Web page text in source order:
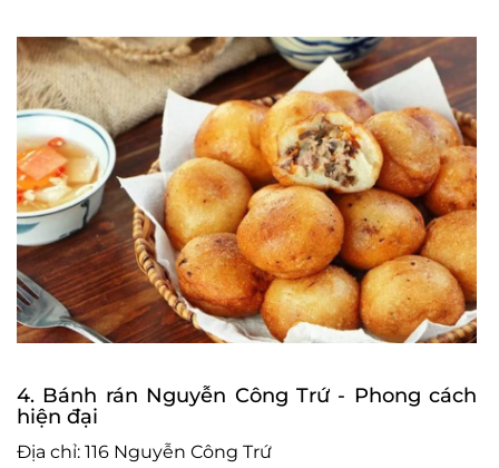
4. Bánh rán Nguyễn Công Trứ - Phong cách
hiện đại
Địa chỉ: 116 Nguyễn Công Trứ